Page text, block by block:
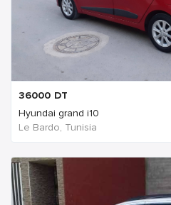
36000 DT
Hyundai grand i10
Le Bardo, Tunisia